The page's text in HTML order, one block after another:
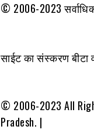
© 2006-2023
साईट का संस्करण बीटा
© 2006-2023 All
Pradesh. |